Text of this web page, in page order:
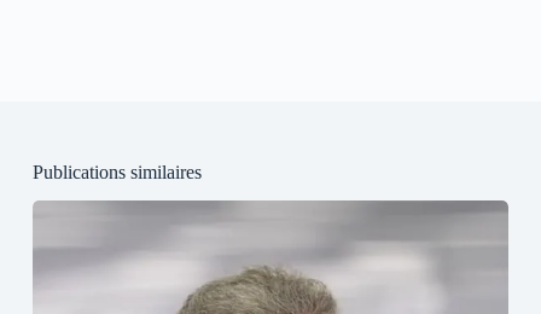
Publications similaires